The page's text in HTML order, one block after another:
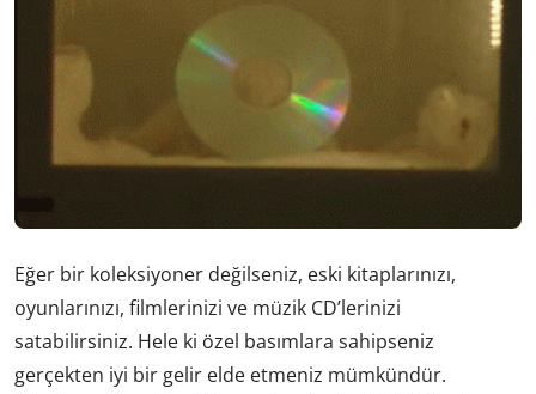
Eğer bir koleksiyoner değilseniz, eski kitaplarınızı,
oyunlarınızı, filmlerinizi ve müzik CD’lerinizi
satabilirsiniz. Hele ki özel basımlara sahipseniz
gerçekten iyi bir gelir elde etmeniz mümkündür.